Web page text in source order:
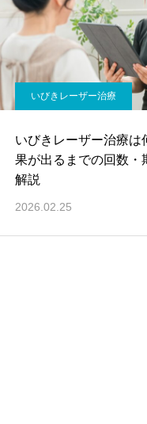
いびきレーザー治療
いびきレーザー治療は
果が出るまでの回数・
解説
2026.02.25